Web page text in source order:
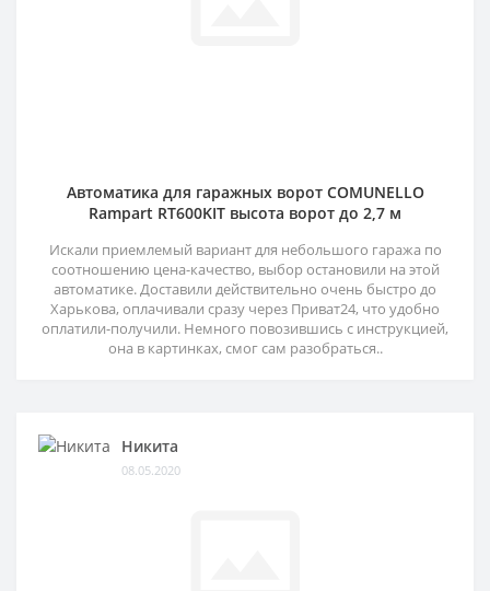
Автоматика для гаражных ворот COMUNELLO
Rampart RT600KIT высота ворот до 2,7 м
Искали приемлемый вариант для небольшого гаража по
соотношению цена-качество, выбор остановили на этой
автоматике. Доставили действительно очень быстро до
Харькова, оплачивали сразу через Приват24, что удобно
оплатили-получили. Немного повозившись с инструкцией,
она в картинках, смог сам разобраться..
Никита
08.05.2020